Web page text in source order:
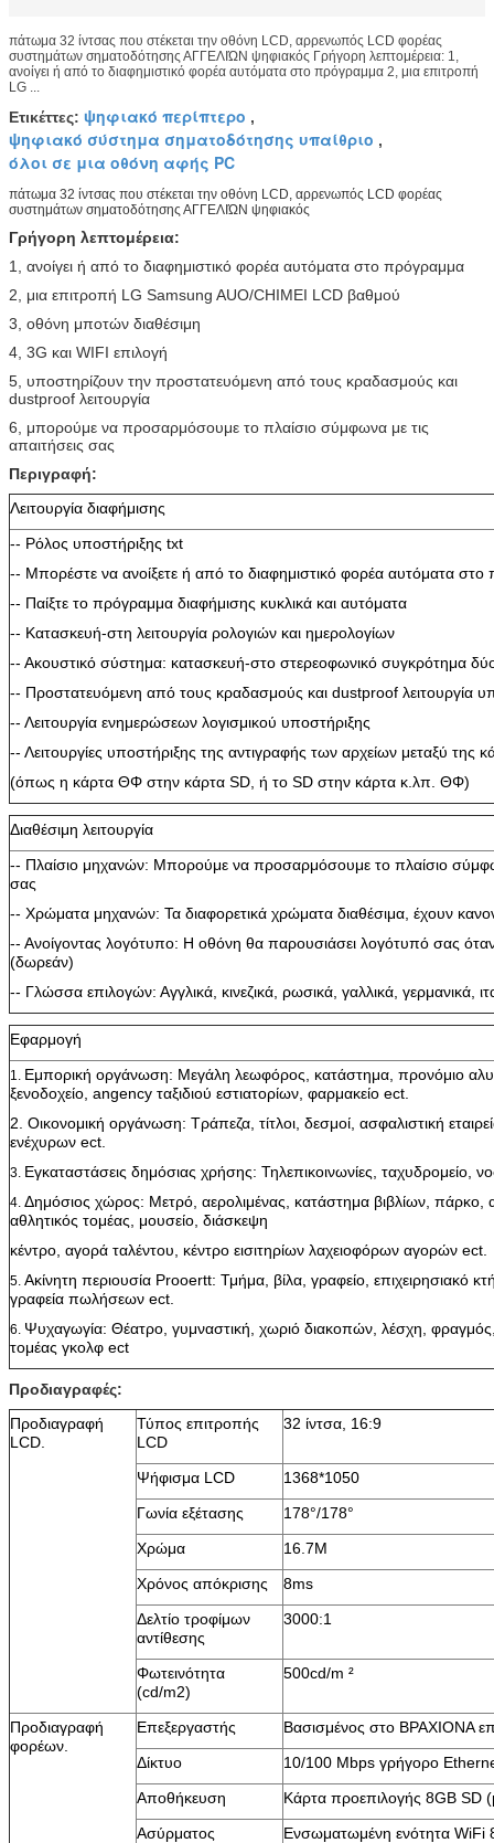
πάτωμα 32 ίντσας που στέκεται την οθόνη LCD, αρρενωπός LCD φορέας
συστημάτων σηματοδότησης ΑΓΓΕΛΙΏΝ ψηφιακός Γρήγορη λεπτομέρεια: 1,
ανοίγει ή από το διαφημιστικό φορέα αυτόματα στο πρόγραμμα 2, μια επιτροπή
LG ...
Ετικέττες: ψηφιακό περίπτερο ,
ψηφιακό σύστημα σηματοδότησης υπαίθριο ,
όλοι σε μια οθόνη αφής PC
πάτωμα 32 ίντσας που στέκεται την οθόνη LCD, αρρενωπός LCD φορέας
συστημάτων σηματοδότησης ΑΓΓΕΛΙΏΝ ψηφιακός
Γρήγορη λεπτομέρεια:
1, ανοίγει ή από το διαφημιστικό φορέα αυτόματα στο πρόγραμμα
2, μια επιτροπή LG Samsung AUO/CHIMEI LCD βαθμού
3, οθόνη μποτών διαθέσιμη
4, 3G και WIFI επιλογή
5, υποστηρίζουν την προστατευόμενη από τους κραδασμούς και
dustproof λειτουργία
6, μπορούμε να προσαρμόσουμε το πλαίσιο σύμφωνα με τις
απαιτήσεις σας
Περιγραφή:
Λειτουργία διαφήμισης
-- Ρόλος υποστήριξης txt
-- Μπορέστε να ανοίξετε ή από το διαφημιστικό φορέα αυτόματα
-- Παίξτε το πρόγραμμα διαφήμισης κυκλικά και αυτόματα
-- Κατασκευή-στη λειτουργία ρολογιών και ημερολογίων
-- Ακουστικό σύστημα: κατασκευή-στο στερεοφωνικό συγκρότημα
-- Προστατευόμενη από τους κραδασμούς και dustproof λειτουργία
-- Λειτουργία ενημερώσεων λογισμικού υποστήριξης
-- Λειτουργίες υποστήριξης της αντιγραφής των αρχείων μεταξύ της
(όπως η κάρτα ΘΦ στην κάρτα SD, ή το SD στην κάρτα κ.λπ. ΘΦ)
Διαθέσιμη λειτουργία
-- Πλαίσιο μηχανών: Μπορούμε να προσαρμόσουμε το πλαίσιο
σας
-- Χρώματα μηχανών: Τα διαφορετικά χρώματα διαθέσιμα, έχουν
-- Ανοίγοντας λογότυπο: Η οθόνη θα παρουσιάσει λογότυπό σας
(δωρεάν)
-- Γλώσσα επιλογών: Αγγλικά, κινεζικά, ρωσικά, γαλλικά, γερμανικά,
Εφαρμογή
1. Εμπορική οργάνωση: Μεγάλη λεωφόρος, κατάστημα, προνόμιο
ξενοδοχείο, angency ταξιδιού εστιατορίων, φαρμακείο ect.
2. Οικονομική οργάνωση: Τράπεζα, τίτλοι, δεσμοί, ασφαλιστική
ενέχυρων ect.
3. Εγκαταστάσεις δημόσιας χρήσης: Τηλεπικοινωνίες, ταχυδρομείο,
4. Δημόσιος χώρος: Μετρό, αερολιμένας, κατάστημα βιβλίων, πάρκο,
αθλητικός τομέας, μουσείο, διάσκεψη
κέντρο, αγορά ταλέντου, κέντρο εισιτηρίων λαχειοφόρων αγορών ect.
5. Ακίνητη περιουσία Prooertt: Τμήμα, βίλα, γραφείο, επιχειρησιακό
γραφεία πωλήσεων ect.
6. Ψυχαγωγία: Θέατρο, γυμναστική, χωριό διακοπών, λέσχη, φραγμός,
τομέας γκολφ ect
Προδιαγραφές:
Προδιαγραφή
LCD.
Τύπος επιτροπής
LCD
32 ίντσα, 16:9
Ψήφισμα LCD
1368*1050
Γωνία εξέτασης
178°/178°
Χρώμα
16.7M
Χρόνος απόκρισης
8ms
Δελτίο τροφίμων
αντίθεσης
3000:1
Φωτεινότητα
(cd/m2)
500cd/m ²
Προδιαγραφή
φορέων.
Επεξεργαστής
Βασισμένος στο ΒΡΑΧΙΟΝΑ
Δίκτυο
10/100 Mbps γρήγορο
Αποθήκευση
Κάρτα προεπιλογής 8GB SD
Ασύρματος
Ενσωματωμένη ενότητα WiFi